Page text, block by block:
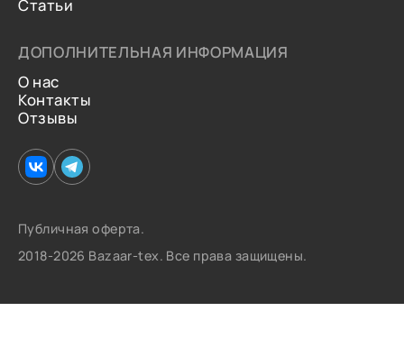
Статьи
ДОПОЛНИТЕЛЬНАЯ ИНФОРМАЦИЯ
О нас
Контакты
Отзывы
Публичная оферта.
2018-2026 Bazaar-tex. Все права защищены.